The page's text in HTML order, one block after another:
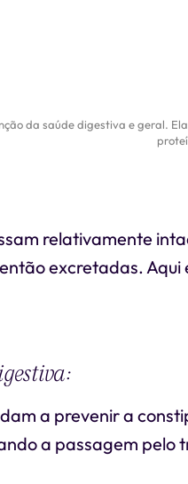
da saúde digestiva e geral.
relativamente
excretadas.
a prevenir a
a passagem pelo